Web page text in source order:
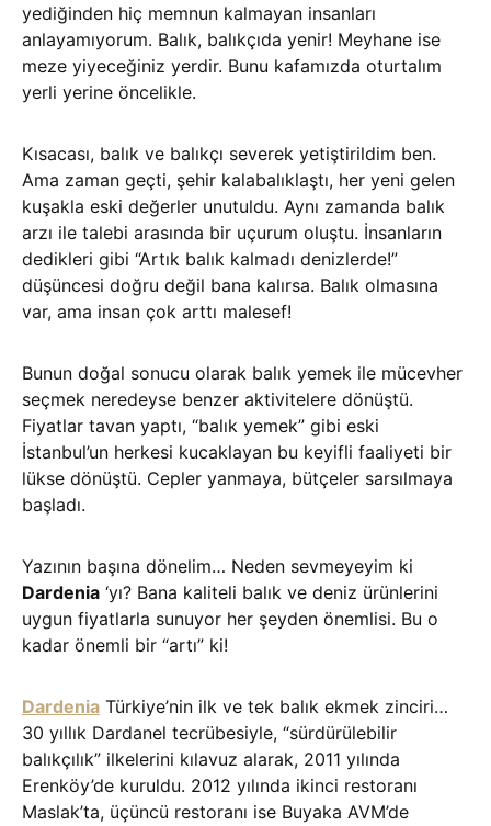
yediğinden hiç memnun kalmayan insanları
anlayamıyorum. Balık, balıkçıda yenir! Meyhane ise
meze yiyeceğiniz yerdir. Bunu kafamızda oturtalım
yerli yerine öncelikle.
Kısacası, balık ve balıkçı severek yetiştirildim ben.
Ama zaman geçti, şehir kalabalıklaştı, her yeni gelen
kuşakla eski değerler unutuldu. Aynı zamanda balık
arzı ile talebi arasında bir uçurum oluştu. İnsanların
dedikleri gibi “Artık balık kalmadı denizlerde!”
düşüncesi doğru değil bana kalırsa. Balık olmasına
var, ama insan çok arttı malesef!
Bunun doğal sonucu olarak balık yemek ile mücevher
seçmek neredeyse benzer aktivitelere dönüştü.
Fiyatlar tavan yaptı, “balık yemek” gibi eski
İstanbul’un herkesi kucaklayan bu keyifli faaliyeti bir
lükse dönüştü. Cepler yanmaya, bütçeler sarsılmaya
başladı.
Yazının başına dönelim… Neden sevmeyeyim ki
Dardenia ‘yı? Bana kaliteli balık ve deniz ürünlerini
uygun fiyatlarla sunuyor her şeyden önemlisi. Bu o
kadar önemli bir “artı” ki!
Dardenia Türkiye’nin ilk ve tek balık ekmek zinciri…
30 yıllık Dardanel tecrübesiyle, “sürdürülebilir
balıkçılık” ilkelerini kılavuz alarak, 2011 yılında
Erenköy’de kuruldu. 2012 yılında ikinci restoranı
Maslak’ta, üçüncü restoranı ise Buyaka AVM’de